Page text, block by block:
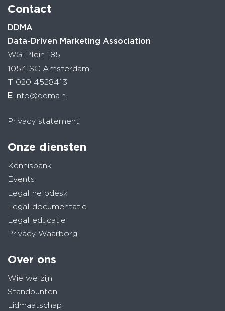
Contact
DDMA
Data-Driven Marketing Association
WG-Plein 185
1054 SC Amsterdam
T 020 4528413
E info@ddma.nl
Privacy statement
Onze diensten
Kennisbank
Events
Legal helpdesk
Legal documentatie
Legal educatie
Privacy Waarborg
Over ons
Wie we zijn
Standpunten
Lidmaatschap